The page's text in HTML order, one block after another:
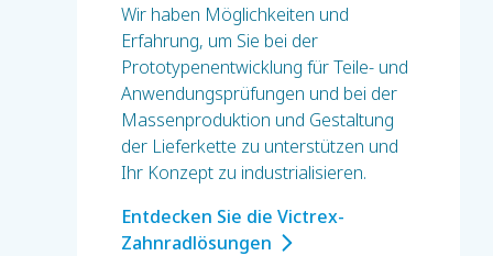
Wir haben Möglichkeiten und
Erfahrung, um Sie bei der
Prototypenentwicklung für Teile- und
Anwendungsprüfungen und bei der
Massenproduktion und Gestaltung
der Lieferkette zu unterstützen und
Ihr Konzept zu industrialisieren.
Entdecken Sie die Victrex-
Zahnradlösungen